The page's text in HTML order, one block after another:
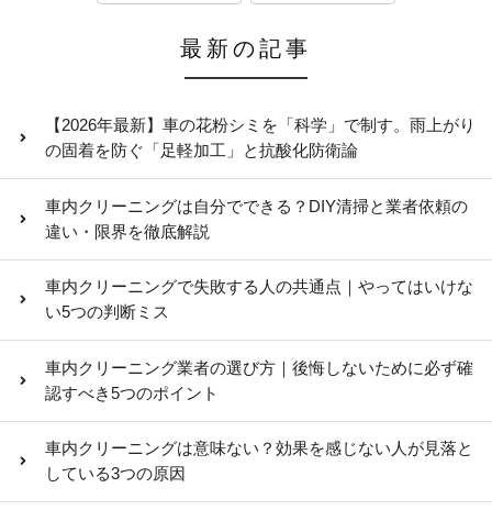
最新の記事
【2026年最新】車の花粉シミを「科学」で制す。雨上がり
の固着を防ぐ「足軽加工」と抗酸化防衛論
車内クリーニングは自分でできる？DIY清掃と業者依頼の
違い・限界を徹底解説
車内クリーニングで失敗する人の共通点｜やってはいけな
い5つの判断ミス
車内クリーニング業者の選び方｜後悔しないために必ず確
認すべき5つのポイント
車内クリーニングは意味ない？効果を感じない人が見落と
している3つの原因